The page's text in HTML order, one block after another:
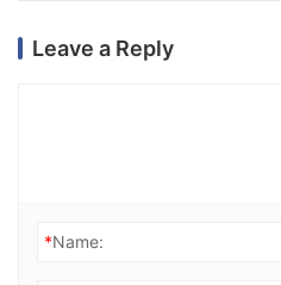
Leave a Reply
*Name: